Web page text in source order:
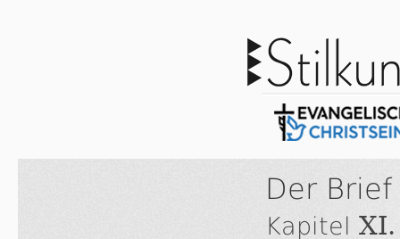
Der
Kapitel XI.